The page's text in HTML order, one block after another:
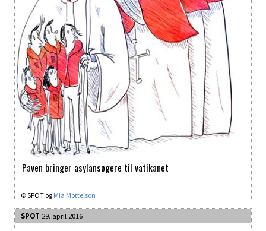
Paven bringer asylansøgere til vatikanet
© SPOT og Mia Mottelson
SPOT 29. april 2016